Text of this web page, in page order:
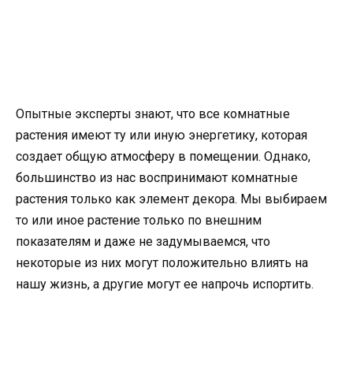
Опытные эксперты знают, что все комнатные
растения имеют ту или иную энергетику, которая
создает общую атмосферу в помещении. Однако,
большинство из нас воспринимают комнатные
растения только как элемент декора. Мы выбираем
то или иное растение только по внешним
показателям и даже не задумываемся, что
некоторые из них могут положительно влиять на
нашу жизнь, а другие могут ее напрочь испортить.